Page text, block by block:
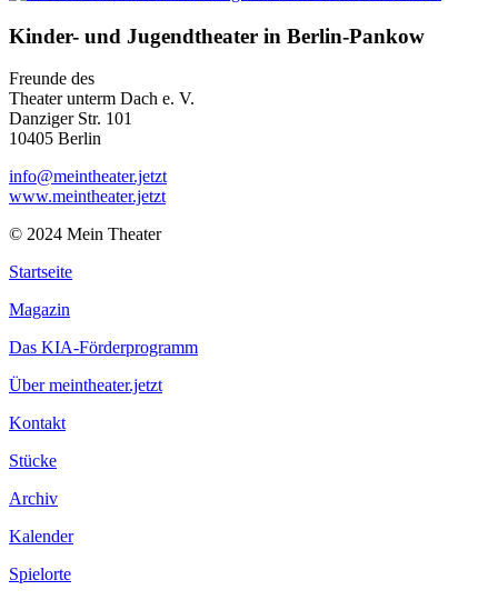
Kinder- und Jugendtheater in Berlin‑Pankow
Freunde des
Theater unterm Dach e. V.
Danziger Str. 101
10405 Berlin
info@meintheater.jetzt
www.meintheater.jetzt
© 2024 Mein Theater
Startseite
Magazin
Das KIA-Förderprogramm
Über meintheater.jetzt
Kontakt
Stücke
Archiv
Kalender
Spielorte